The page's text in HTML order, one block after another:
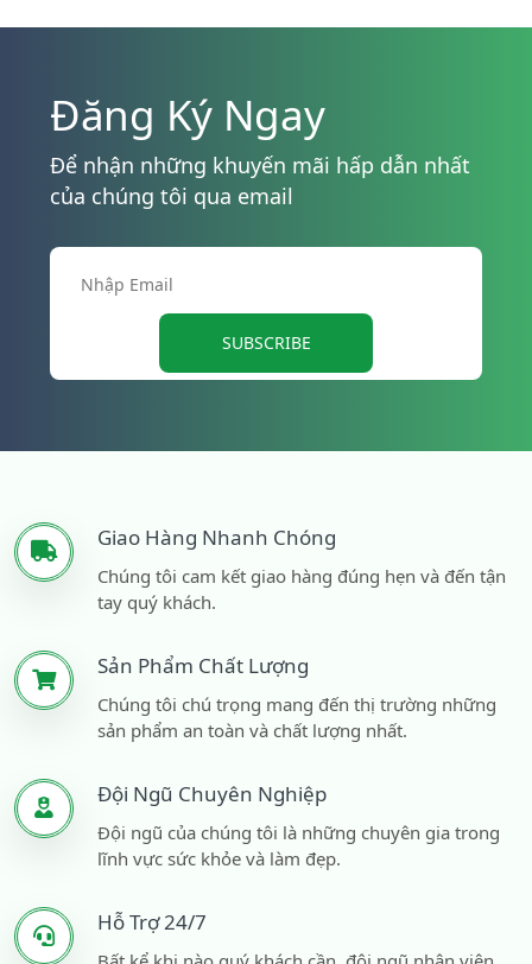
Đăng Ký Ngay
Để nhận những khuyến mãi hấp dẫn nhất
của chúng tôi qua email
SUBSCRIBE
Giao Hàng Nhanh Chóng
Chúng tôi cam kết giao hàng đúng hẹn và đến tận
tay quý khách.
Sản Phẩm Chất Lượng
Chúng tôi chú trọng mang đến thị trường những
sản phẩm an toàn và chất lượng nhất.
Đội Ngũ Chuyên Nghiệp
Đội ngũ của chúng tôi là những chuyên gia trong
lĩnh vực sức khỏe và làm đẹp.
Hỗ Trợ 24/7